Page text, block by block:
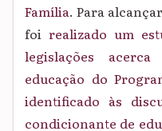
Família. Para
foi realizado um
legislações
educação do
identificado às
condicionante de